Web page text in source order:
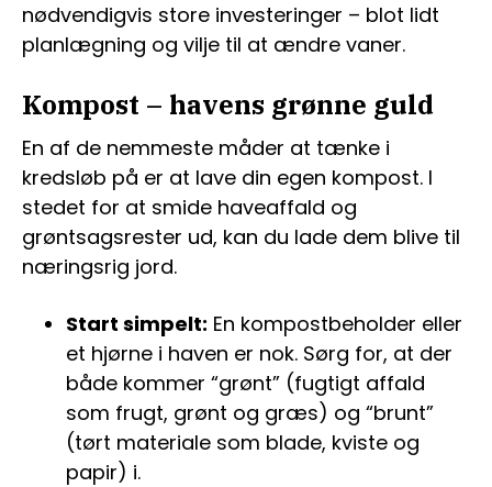
nødvendigvis store investeringer – blot lidt
planlægning og vilje til at ændre vaner.
Kompost – havens grønne guld
En af de nemmeste måder at tænke i
kredsløb på er at lave din egen kompost. I
stedet for at smide haveaffald og
grøntsagsrester ud, kan du lade dem blive til
næringsrig jord.
Start simpelt: En kompostbeholder eller
et hjørne i haven er nok. Sørg for, at der
både kommer “grønt” (fugtigt affald
som frugt, grønt og græs) og “brunt”
(tørt materiale som blade, kviste og
papir) i.